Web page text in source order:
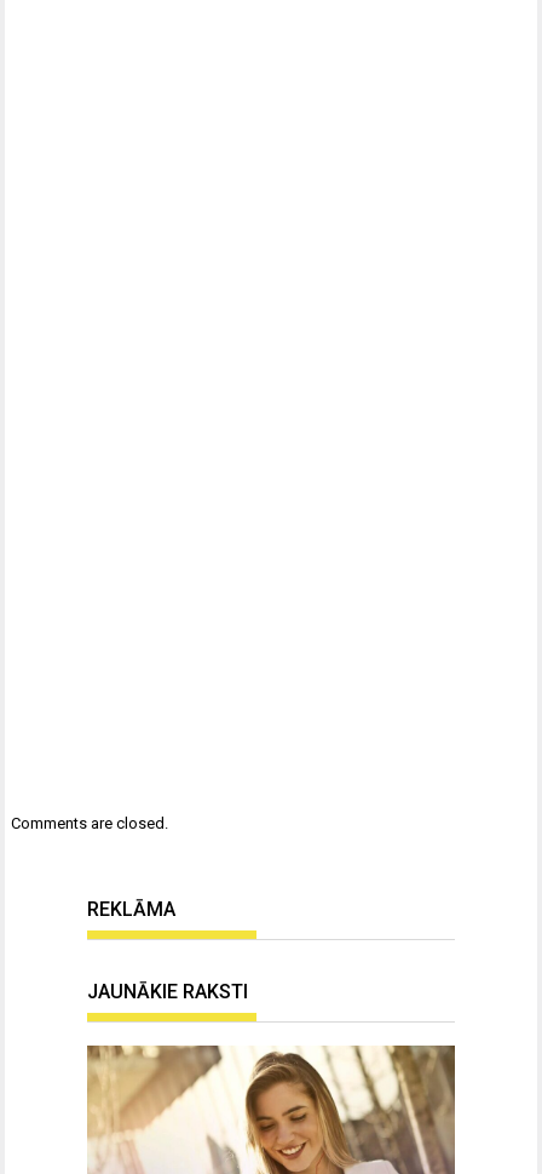
Comments are closed.
REKLĀMA
JAUNĀKIE RAKSTI